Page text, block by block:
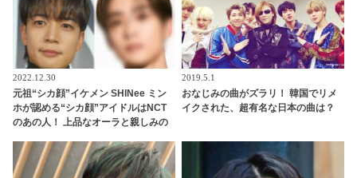
2022.12.30
元祖“シカ顔”イケメン SHINee ミン
ホが認める“シカ顔”アイドルはNCT
のあの人！ 上品なオーラと親しみの
は一体ダレ？
2019.5.1
おなじみの曲がズラリ！ 韓国でリメ
イクされた、超有名な日本の曲は？